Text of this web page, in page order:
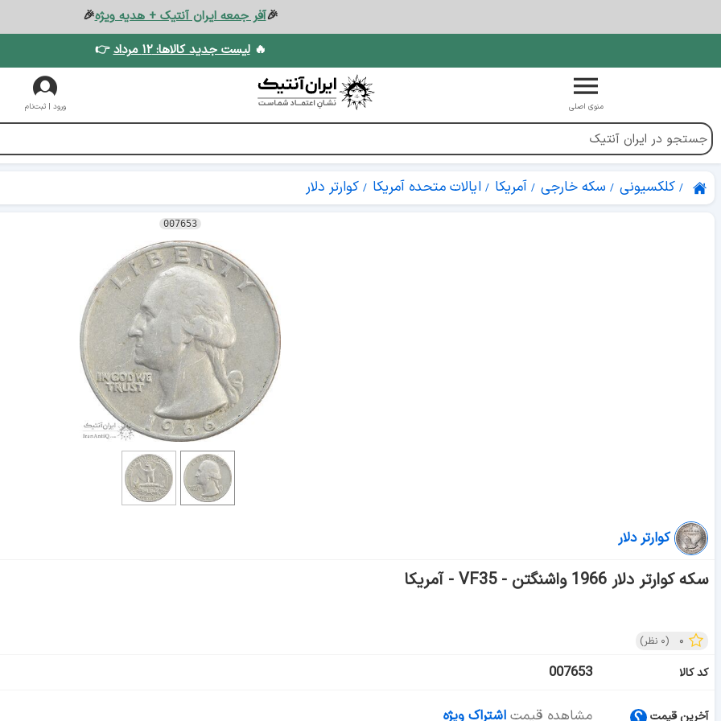
🎉آفر جمعه ایران آنتیک + هدیه ویژه🎉
🔥لیست جدید کالاها: ۱۲ مرداد 👉
منوی اصلی ورود | ثبت‌نام
کلکسیونی سکه خارجی آمریکا ایالات متحده آمریکا کوارتر دلار
007653
کوارتر دلار
سکه کوارتر دلار 1966 واشنگتن - VF35 - آمریکا
۰ (۰ نظر)
کد کالا
007653
آخرین قیمت مشاهده قیمت اشتراک ویژه